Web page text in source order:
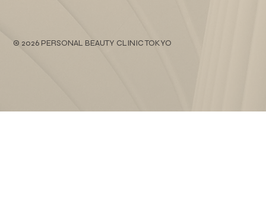
© 2026 PERSONAL BEAUTY CLINIC TOKYO